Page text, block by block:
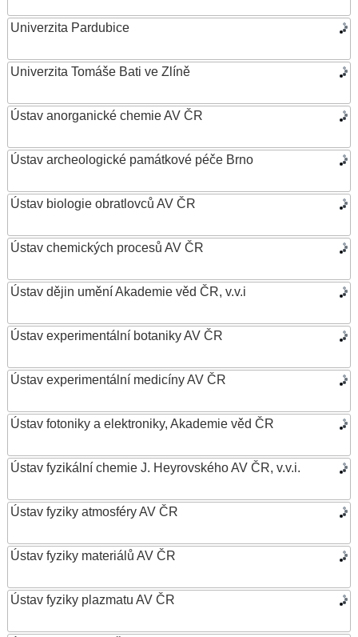
Univerzita Pardubice
Univerzita Tomáše Bati ve Zlíně
Ústav anorganické chemie AV ČR
Ústav archeologické památkové péče Brno
Ústav biologie obratlovců AV ČR
Ústav chemických procesů AV ČR
Ústav dějin umění Akademie věd ČR, v.v.i
Ústav experimentální botaniky AV ČR
Ústav experimentální medicíny AV ČR
Ústav fotoniky a elektroniky, Akademie věd ČR
Ústav fyzikální chemie J. Heyrovského AV ČR, v.v.i.
Ústav fyziky atmosféry AV ČR
Ústav fyziky materiálů AV ČR
Ústav fyziky plazmatu AV ČR